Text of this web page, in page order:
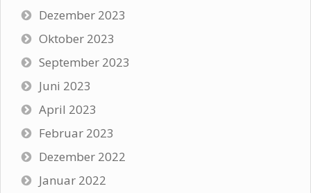
Dezember 2023
Oktober 2023
September 2023
Juni 2023
April 2023
Februar 2023
Dezember 2022
Januar 2022